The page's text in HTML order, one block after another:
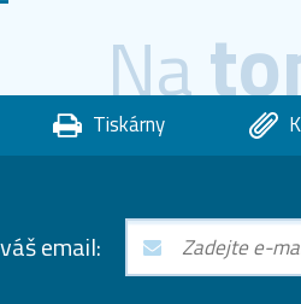
Na
Tiskárny
email: